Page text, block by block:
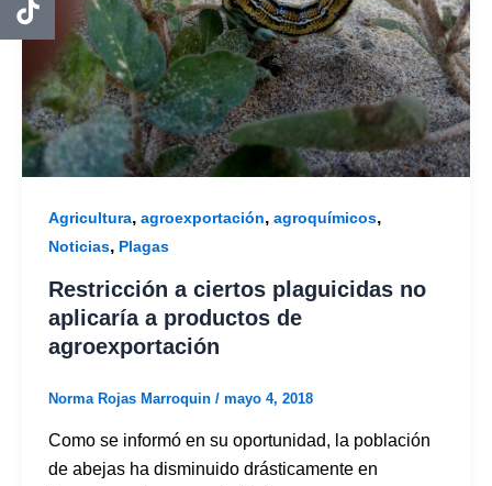
Agricultura, agroexportación, agroquímicos,
Noticias, Plagas
Restricción a ciertos plaguicidas no
aplicaría a productos de
agroexportación
Norma Rojas Marroquin / mayo 4, 2018
Como se informó en su oportunidad, la población
de abejas ha disminuido drásticamente en